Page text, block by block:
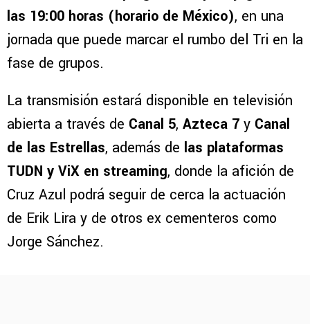
las 19:00 horas (horario de México), en una
jornada que puede marcar el rumbo del Tri en la
fase de grupos.
La transmisión estará disponible en televisión
abierta a través de Canal 5, Azteca 7 y Canal
de las Estrellas, además de las plataformas
TUDN y ViX en streaming, donde la afición de
Cruz Azul podrá seguir de cerca la actuación
de Erik Lira y de otros ex cementeros como
Jorge Sánchez.